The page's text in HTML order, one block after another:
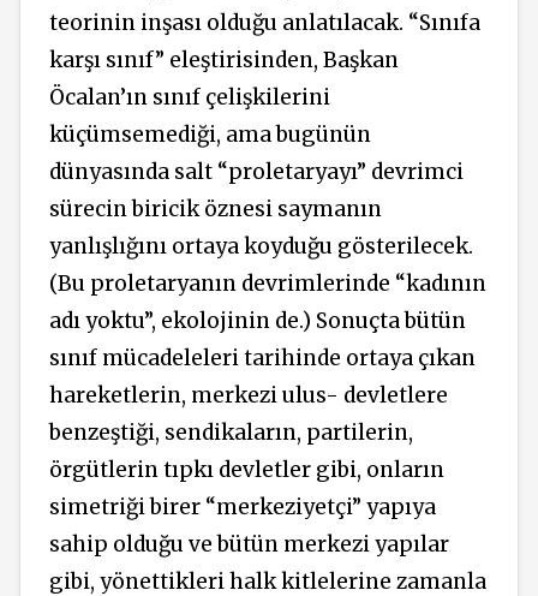
teorinin inşası olduğu anlatılacak. “Sınıfa
karşı sınıf” eleştirisinden, Başkan
Öcalan’ın sınıf çelişkilerini
küçümsemediği, ama bugünün
dünyasında salt “proletaryayı” devrimci
sürecin biricik öznesi saymanın
yanlışlığını ortaya koyduğu gösterilecek.
(Bu proletaryanın devrimlerinde “kadının
adı yoktu”, ekolojinin de.) Sonuçta bütün
sınıf mücadeleleri tarihinde ortaya çıkan
hareketlerin, merkezi ulus- devletlere
benzeştiği, sendikaların, partilerin,
örgütlerin tıpkı devletler gibi, onların
simetriği birer “merkeziyetçi” yapıya
sahip olduğu ve bütün merkezi yapılar
gibi, yönettikleri halk kitlelerine zamanla